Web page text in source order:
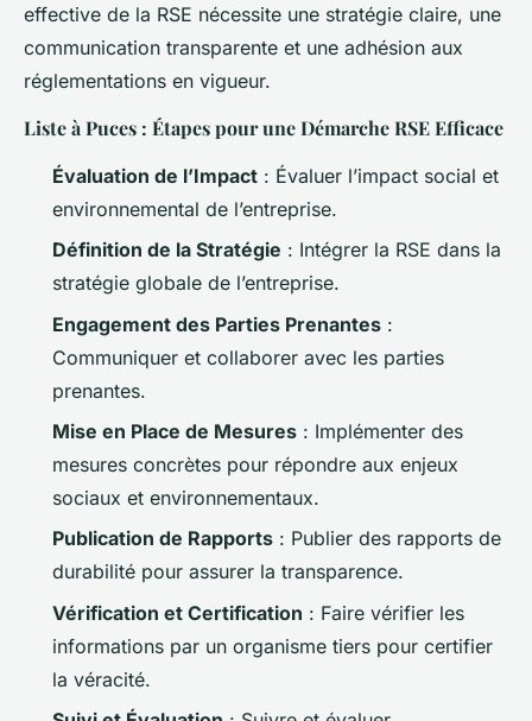
effective de la RSE nécessite une stratégie claire, une
communication transparente et une adhésion aux
réglementations en vigueur.
Liste à Puces : Étapes pour une Démarche RSE Efficace
Évaluation de l’Impact : Évaluer l’impact social et
environnemental de l’entreprise.
Définition de la Stratégie : Intégrer la RSE dans la
stratégie globale de l’entreprise.
Engagement des Parties Prenantes :
Communiquer et collaborer avec les parties
prenantes.
Mise en Place de Mesures : Implémenter des
mesures concrètes pour répondre aux enjeux
sociaux et environnementaux.
Publication de Rapports : Publier des rapports de
durabilité pour assurer la transparence.
Vérification et Certification : Faire vérifier les
informations par un organisme tiers pour certifier
la véracité.